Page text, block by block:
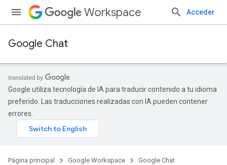
Workspace Acceder
Google Chat
Google utiliza tecnología de IA para traducir contenido a tu idioma
preferido. Las traducciones realizadas con IA pueden contener
errores.
Página principal Google Workspace
Google Chat